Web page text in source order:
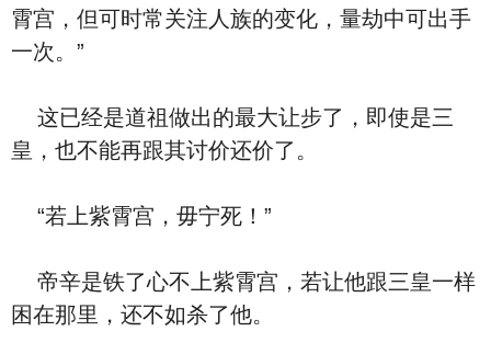
霄宫，但可时常关注人族的变化，量劫中可出手
一次。”
这已经是道祖做出的最大让步了，即使是三
皇，也不能再跟其讨价还价了。
“若上紫霄宫，毋宁死！”
帝辛是铁了心不上紫霄宫，若让他跟三皇一样
困在那里，还不如杀了他。